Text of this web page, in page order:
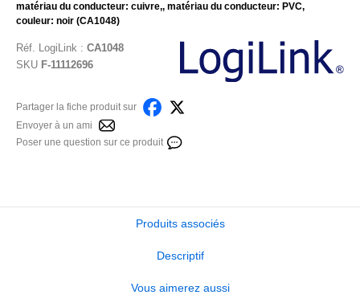
matériau du conducteur: cuivre,, matériau du conducteur: PVC,
couleur: noir (CA1048)
Réf. LogiLink: CA1048
SKU F-11112696
Partager la fiche produit sur
Envoyer à un ami
Poser une question sur ce produit
Produits associés
Descriptif
Vous aimerez aussi